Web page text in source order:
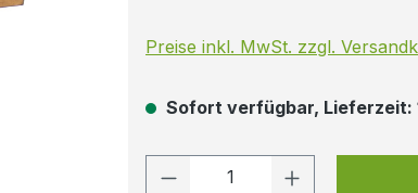
Preise inkl. MwSt. zzgl.
Sofort verfügbar, Lieferzeit:
Produkt Anzahl: Gib